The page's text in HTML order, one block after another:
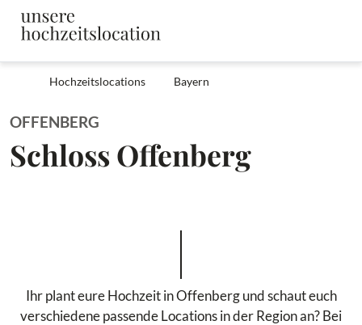
Hochzeitslocations Bayern
OFFENBERG
Schloss Offenberg
Ihr plant eure Hochzeit in Offenberg und schaut euch
verschiedene passende Locations in der Region an? Bei